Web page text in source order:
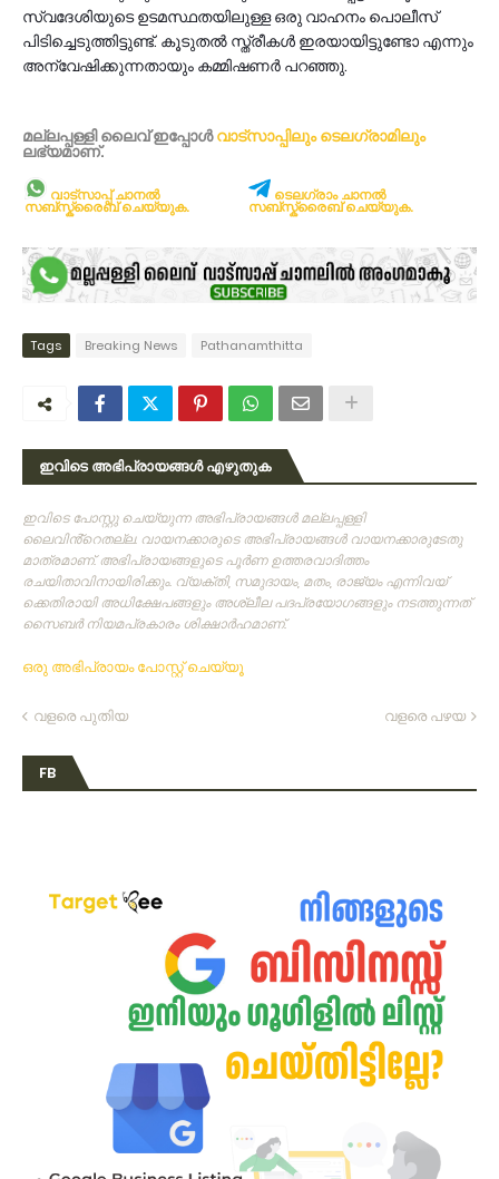
സ്വദേശിയുടെ ഉടമസ്ഥതയിലുള്ള ഒരു വാഹനം പൊലീസ്
പിടിച്ചെടുത്തിട്ടുണ്ട്. കൂടുതൽ സ്ത്രീകൾ ഇരയായിട്ടുണ്ടോ എന്നും
അന്വേഷിക്കുന്നതായും കമ്മിഷണർ പറഞ്ഞു.
മല്ലപ്പള്ളി ലൈവ് ഇപ്പോള്‍വാട്സാപ്പിലും ടെലഗ്രാമിലും
ലഭ്യമാണ്‌.
വാട്സാപ്പ് ചാനൽ
സബ്സ്ക്രൈബ് ചെയ്യുക.
ടെലഗ്രാം ചാനൽ
സബ്സ്ക്രൈബ് ചെയ്യുക.
Tags Breaking News Pathanamthitta
ഇവിടെ അഭിപ്രായങ്ങൾ എഴുതുക
ഇവിടെ പോസ്റ്റു ചെയ്യുന്ന അഭിപ്രായങ്ങള്‍ മല്ലപ്പള്ളി
ലൈവിൻ്റെതല്ല. വായനക്കാരുടെ അഭിപ്രായങ്ങള്‍ വായനക്കാരുടേതു
മാത്രമാണ്‌. അഭിപ്രായങ്ങളുടെ പൂര്‍ണ ഉത്തരവാദിത്തം
രചയിതാവിനായിരിക്കും. വ്യക്തി, സമുദായം, മതം, രാജ്യം എന്നിവയ്
ക്കെതിരായി അധിക്ഷേപങ്ങളും അശ്ലീല പദപ്രയോഗങ്ങളും നടത്തുന്നത്‌
സൈബര്‍ നിയമപ്രകാരം ശിക്ഷാര്‍ഹമാണ്‌.
ഒരു അഭിപ്രായം പോസ്റ്റ് ചെയ്യൂ
വളരെ പുതിയ വളരെ പഴയ
FB